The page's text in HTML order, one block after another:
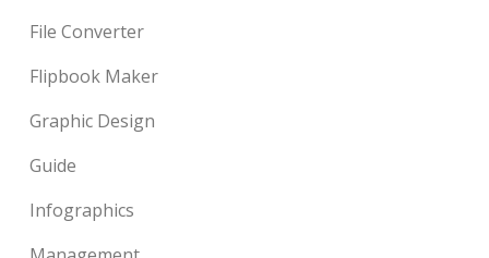
File Converter
Flipbook Maker
Graphic Design
Guide
Infographics